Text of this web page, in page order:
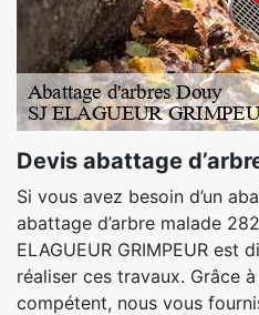
Devis abattage
Si vous avez besoin d’un
abattage d’arbre malade
ELAGUEUR GRIMPEUR est
réaliser ces travaux. Grâce
compétent, nous vous